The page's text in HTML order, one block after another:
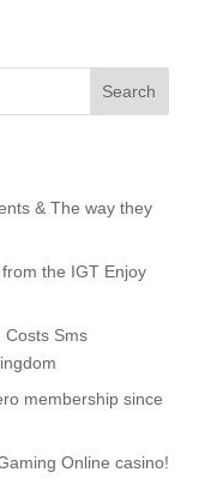
Search
& The way they
the IGT Enjoy
Costs Sms
membership since
Online casino!